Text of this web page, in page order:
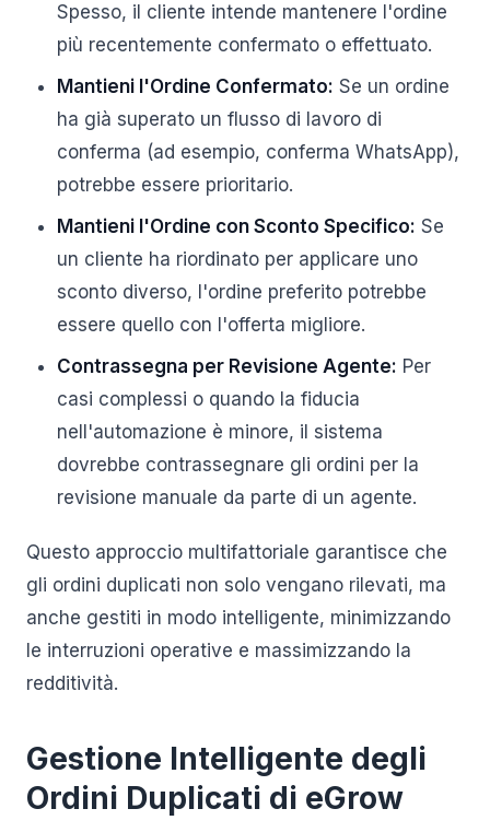
Spesso, il cliente intende mantenere l'ordine
più recentemente confermato o effettuato.
Mantieni l'Ordine Confermato: Se un ordine
ha già superato un flusso di lavoro di
conferma (ad esempio, conferma WhatsApp),
potrebbe essere prioritario.
Mantieni l'Ordine con Sconto Specifico: Se
un cliente ha riordinato per applicare uno
sconto diverso, l'ordine preferito potrebbe
essere quello con l'offerta migliore.
Contrassegna per Revisione Agente: Per
casi complessi o quando la fiducia
nell'automazione è minore, il sistema
dovrebbe contrassegnare gli ordini per la
revisione manuale da parte di un agente.
Questo approccio multifattoriale garantisce che
gli ordini duplicati non solo vengano rilevati, ma
anche gestiti in modo intelligente, minimizzando
le interruzioni operative e massimizzando la
redditività.
Gestione Intelligente degli
Ordini Duplicati di eGrow